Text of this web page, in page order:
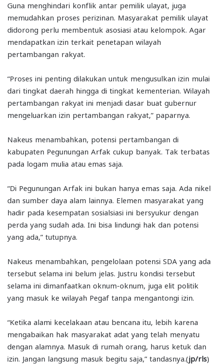
Guna menghindari konflik antar pemilik ulayat, juga
memudahkan proses perizinan. Masyarakat pemilik ulayat
didorong perlu membentuk asosiasi atau kelompok. Agar
mendapatkan izin terkait penetapan wilayah
pertambangan rakyat.
“Proses ini penting dilakukan untuk mengusulkan izin mulai
dari tingkat daerah hingga di tingkat kementerian. Wilayah
pertambangan rakyat ini menjadi dasar buat gubernur
mengeluarkan izin pertambangan rakyat,” paparnya.
Nakeus menambahkan, potensi pertambangan di
kabupaten Pegunungan Arfak cukup banyak. Tak terbatas
pada logam mulia atau emas saja.
“Di Pegunungan Arfak ini bukan hanya emas saja. Ada nikel
dan sumber daya alam lainnya. Elemen masyarakat yang
hadir pada kesempatan sosialsiasi ini bersyukur dengan
perda yang sudah ada. Ini bisa lindungi hak dan potensi
yang ada,” tutupnya.
Nakeus menambahkan, pengelolaan potensi SDA yang ada
tersebut selama ini belum jelas. Justru kondisi tersebut
selama ini dimanfaatkan oknum-oknum, juga elit politik
yang masuk ke wilayah Pegaf tanpa mengantongi izin.
“Ketika alami kecelakaan atau bencana itu, lebih karena
mengabaikan hak masyarakat adat yang telah menyatu
dengan alamnya. Masuk di rumah orang, harus ketuk dan
izin. Jangan langsung masuk begitu saja,” tandasnya.(jp/rls)